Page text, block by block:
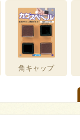
角キャップ